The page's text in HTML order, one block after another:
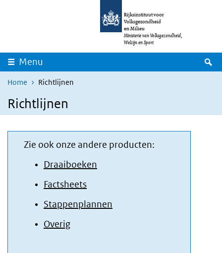
Overslaan en naar de inhoud gaan
Rijksinstituut voor
Volksgezondheid
en Milieu
Ministerie van Volksgezondheid,
Welzijn en Sport
Menu
Home Richtlijnen
Richtlijnen
Zie ook onze andere producten:
Draaiboeken
Factsheets
Stappenplannen
Overig